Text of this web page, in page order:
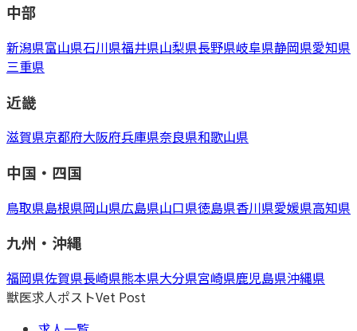
中部
新潟県富山県石川県福井県山梨県長野県岐阜県静岡県愛知県
三重県
近畿
滋賀県京都府大阪府兵庫県奈良県和歌山県
中国・四国
鳥取県島根県岡山県広島県山口県徳島県香川県愛媛県高知県
九州・沖縄
福岡県佐賀県長崎県熊本県大分県宮崎県鹿児島県沖縄県
獣医求人ポストVet Post